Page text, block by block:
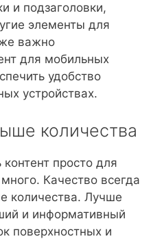
и подзаголовки,
элементы для
важно
для мобильных
удобство
устройствах.
количества
просто для
Качество всегда
количества. Лучше
и информативный
поверхностных и